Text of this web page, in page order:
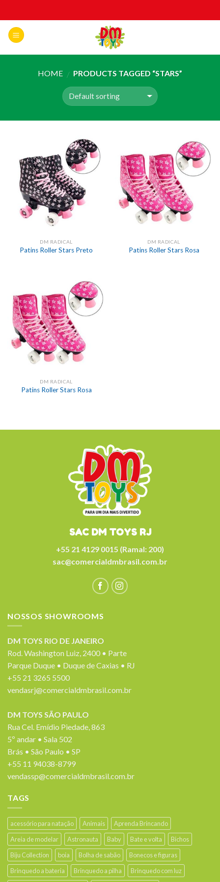
to
content
HOME / PRODUCTS TAGGED “STARS”
DM RADICAL
Patins Roller Stars Preto
DM RADICAL
Patins Roller Stars Rosa
DM RADICAL
Patins Roller Stars Rosa
SAC DM TOYS RJ
+55 21 4129 0015 (Ramal: 200)
sac@comercialdmbrasil.com.br
NOSSOS SHOWROOMS
DM TOYS RIO DE JANEIRO
Rod. Washington Luiz, 2400 • Parte
Parque Duque • Duque de Caxias • RJ
+55 21 3265 5500
vendasrj@comercialdmbrasil.com.br
DM TOYS SÃO PAULO
Rua Cel. Emídio Piedade, 863
5º andar • Sala 502
Brás • São Paulo • SP
+55 11 94038-8799
vendassp@comercialdmbrasil.com.br
TAGS
acessório para natação Animais
Aprenda Brincando
Areia de modelar
Astronauta Baby Bate e volta
Bichos
Biju Collection
boia Bolha de sabão
Bonecos e figuras
Brinquedo a bateria
Brinquedo a pilha Brinquedo com luz